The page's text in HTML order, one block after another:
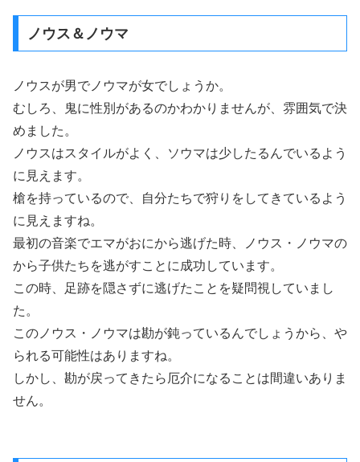
ノウス＆ノウマ
ノウスが男でノウマが女でしょうか。
むしろ、鬼に性別があるのかわかりませんが、雰囲気で決
めました。
ノウスはスタイルがよく、ソウマは少したるんでいるよう
に見えます。
槍を持っているので、自分たちで狩りをしてきているよう
に見えますね。
最初の音楽でエマがおにから逃げた時、ノウス・ノウマの
から子供たちを逃がすことに成功しています。
この時、足跡を隠さずに逃げたことを疑問視していまし
た。
このノウス・ノウマは勘が鈍っているんでしょうから、や
られる可能性はありますね。
しかし、勘が戻ってきたら厄介になることは間違いありま
せん。